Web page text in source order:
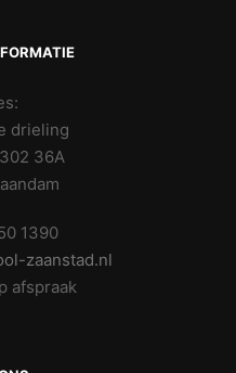
drieling
36A
1390
zaanstad.nl
afspraak